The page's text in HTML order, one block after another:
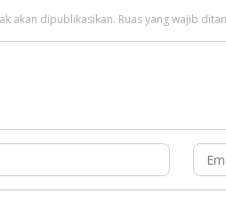
akan dipublikasikan. Ruas yang wajib